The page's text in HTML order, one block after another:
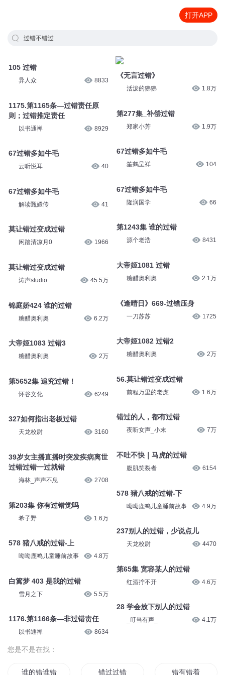
打开APP
过错不错过
105 过错
异人众 8833
1175.第1165条—过错责任原
则；过错推定责任
以书通禅 8929
67过错多如牛毛
云听悦耳 40
67过错多如牛毛
解读甄嬛传 41
莫让错过变成过错
闲踏清凉月0 1966
莫让错过变成过错
涛声studio 45.5万
锦庭娇424 谁的过错
糖醋奥利奥 6.2万
大帝姬1083 过错3
糖醋奥利奥 2万
第5652集 追究过错！
怀谷文化 6249
327如何指出老板过错
天龙校尉 3160
39岁女主播直播时突发疾病离世
过错过错一过就错
海林_声声不息 2708
第203集 你有过错觉吗
希子野 1.6万
578 猪八戒的过错-上
呦呦鹿鸣儿童睡前故事 4.8万
白篱梦 403 是我的过错
雪月之下 5.5万
1176.第1166条—非过错责任
以书通禅 8634
《无言过错》
活泼的狒狒 1.8万
第277集_补偿过错
郑家小芳 1.9万
67过错多如牛毛
笙鹤呈祥 104
67过错多如牛毛
隆润国学 66
第1243集 谁的过错
源个老浩 8431
大帝姬1081 过错
糖醋奥利奥 2.1万
《逢晴日》669-过错压身
一刀苏苏 1725
大帝姬1082 过错2
糖醋奥利奥 2万
56.莫让错过变成过错
前程万里的老虎 1.6万
错过的人，都有过错
夜听女声_小末 7万
不吐不快｜马虎的过错
腹肌笑裂者 6154
578 猪八戒的过错-下
呦呦鹿鸣儿童睡前故事 4.9万
237别人的过错，少说点儿
天龙校尉 4470
第65集 宽容某人的过错
红酒拧不开 4.6万
28 学会放下别人的过错
_叮当有声_ 4.1万
您是不是在找：
谁的错谁错过 错过过错 错有错着